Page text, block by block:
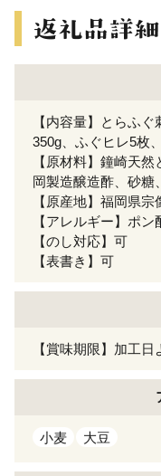
【内容量】とらふ
350g、ふぐヒレ5枚
【原材料】鐘崎天
岡製造醸造酢、砂糖
【原産地】福岡県宗
【アレルギー】ポ
【のし対応】可
【表書き】可
【賞味期限】加工
小麦 大豆